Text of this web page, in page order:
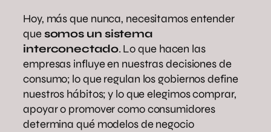
Hoy, más que nunca, necesitamos entender
quesomos un sistema
interconectado. Lo que hacen las
empresas influye en nuestras decisiones de
consumo; lo que regulan los gobiernos define
nuestros hábitos; y lo que elegimos comprar,
apoyar o promover como consumidores
determina qué modelos de negocio